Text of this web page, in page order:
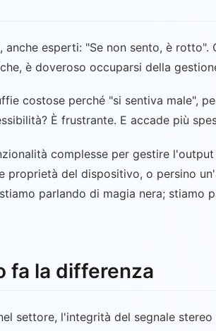
esperti: "Se non sento, è
è doveroso occuparsi della
costose perché "si sentiva male",
È frustrante. E accade più
complesse per gestire
proprietà del dispositivo, o persino
parlando di magia nera;
fa la differenza
settore, l'integrità del segnale